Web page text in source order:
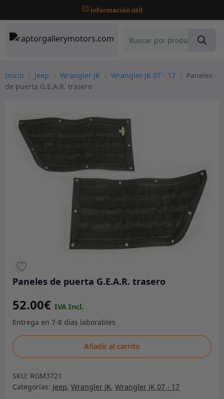
información útil
Inicio › Jeep › Wrangler JK › Wrangler JK 07 - 17 › Paneles
de puerta G.E.A.R. trasero
Paneles de puerta G.E.A.R. trasero
52.00€
Paneles
de
G.E.A.R.
trasero
Añadir al carrito
SKU: RGM3721
Categorías: Jeep, Wrangler JK, Wrangler JK 07 - 17